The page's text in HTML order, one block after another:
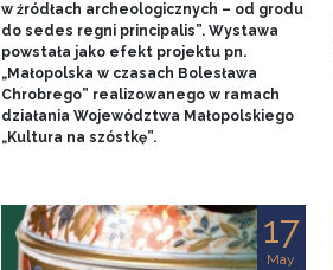
w źródłach archeologicznych – od grodu
do sedes regni principalis”. Wystawa
powstała jako efekt projektu pn.
„Małopolska w czasach Bolesława
Chrobrego” realizowanego w ramach
działania Województwa Małopolskiego
„Kultura na szóstkę”.
17
May